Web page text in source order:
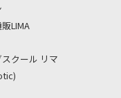
LIMA
クール リマ